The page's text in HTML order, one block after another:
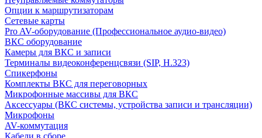
Опции к маршрутизаторам
Сетевые карты
Pro AV-оборудование (Профессиональное аудио-видео)
ВКС оборудование
Камеры для ВКС и записи
Терминалы видеоконференцсвязи (SIP, H.323)
Спикерфоны
Комплекты ВКС для переговорных
Микрофонные массивы для ВКС
Аксессуары (ВКС системы, устройства записи и трансляции)
Микрофоны
AV-коммутация
Кабели в сборе